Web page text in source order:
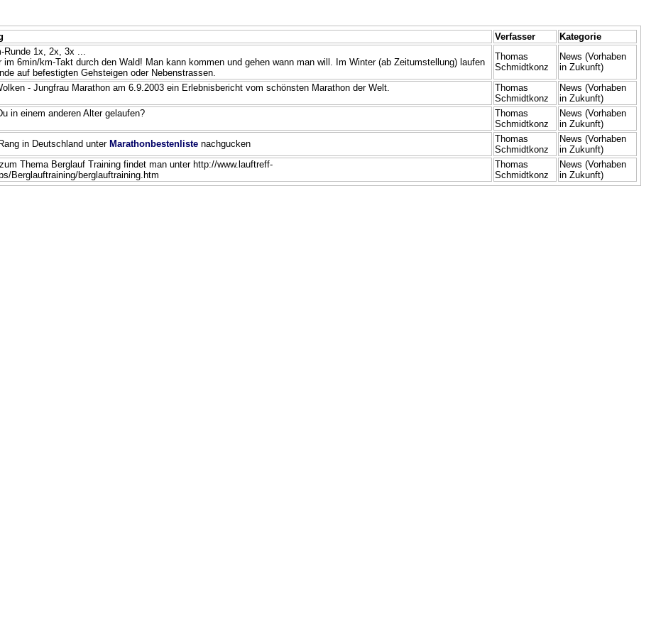
Verfasser Kategorie
Runde 1x, 2x, 3x ...
im 6min/km-Takt durch den Wald! Man kann kommen und gehen wann man will. Im Winter (ab Zeitumstellung) laufen
auf befestigten Gehsteigen oder Nebenstrassen.
Thomas
Schmidtkonz
News (Vorhaben
in Zukunft)
- Jungfrau Marathon am 6.9.2003 ein Erlebnisbericht vom schönsten Marathon der Welt.
Thomas
Schmidtkonz
News (Vorhaben
in Zukunft)
in einem anderen Alter gelaufen?
Thomas
Schmidtkonz
News (Vorhaben
in Zukunft)
in Deutschland unter Marathonbestenliste nachgucken
Thomas
Schmidtkonz
News (Vorhaben
in Zukunft)
Thema Berglauf Training findet man unter http://www.lauftreff-
Berglauftraining/berglauftraining.htm
Thomas
Schmidtkonz
News (Vorhaben
in Zukunft)